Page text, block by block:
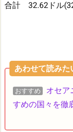
合計 32.62ドル
あわせて読みた
おすすめ
オセア
すめの国々を徹